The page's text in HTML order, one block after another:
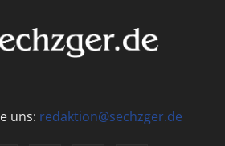
uns: redaktion@sechzger.de